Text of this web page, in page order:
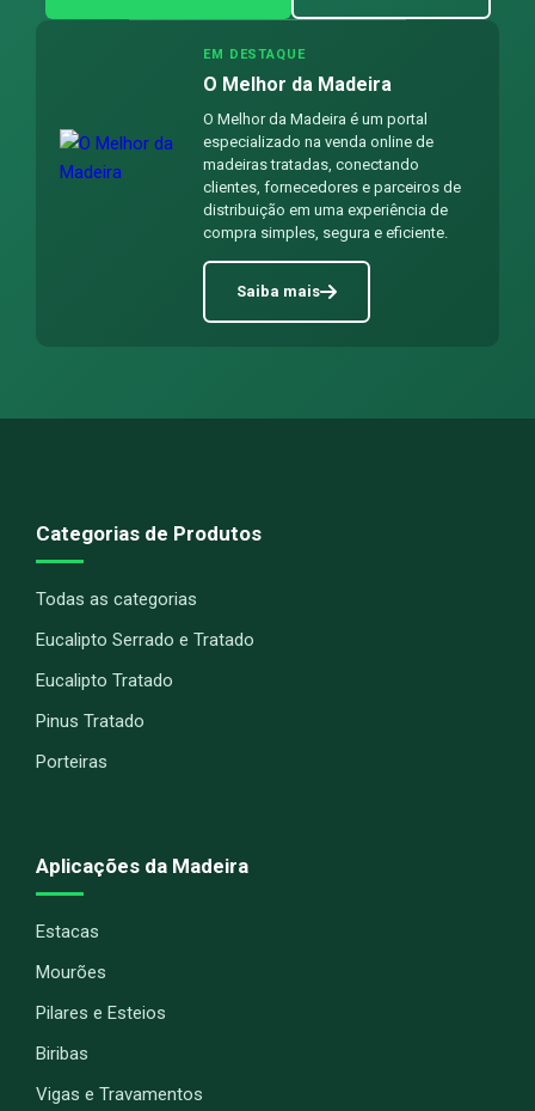
EM DESTAQUE
O Melhor da Madeira
O Melhor da Madeira é um portal
especializado na venda online de
madeiras tratadas, conectando
clientes, fornecedores e parceiros de
distribuição em uma experiência de
compra simples, segura e eficiente.
Saiba mais
Categorias de Produtos
Todas as categorias
Eucalipto Serrado e Tratado
Eucalipto Tratado
Pinus Tratado
Porteiras
Aplicações da Madeira
Estacas
Mourões
Pilares e Esteios
Biribas
Vigas e Travamentos